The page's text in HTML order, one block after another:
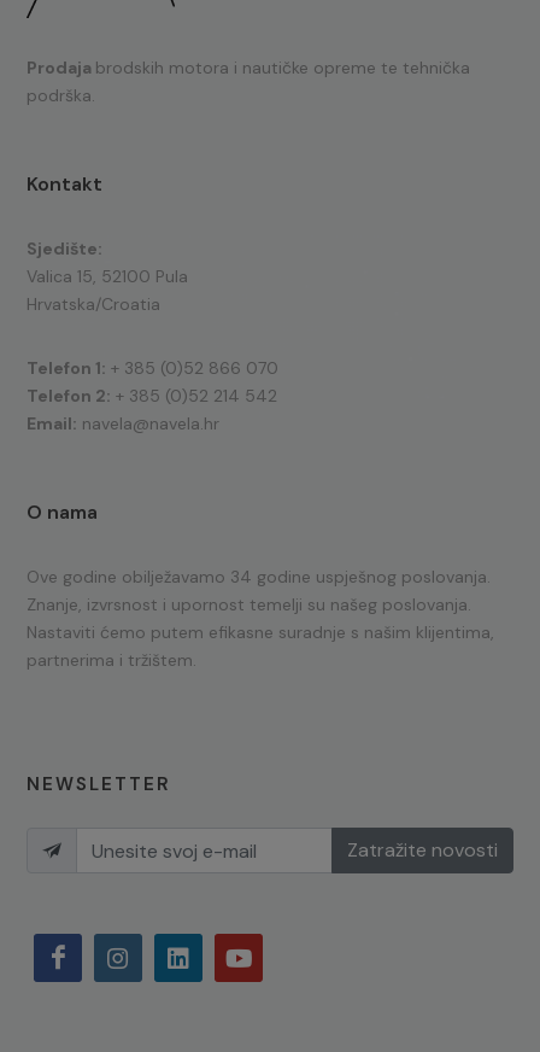
Prodaja brodskih motora i nautičke opreme te tehnička
podrška.
Kontakt
Sjedište:
Valica 15, 52100 Pula
Hrvatska/Croatia
Telefon 1: + 385 (0)52 866 070
Telefon 2: + 385 (0)52 214 542
Email: navela@navela.hr
O nama
Ove godine obilježavamo 34 godine uspješnog poslovanja.
Znanje, izvrsnost i upornost temelji su našeg poslovanja.
Nastaviti ćemo putem efikasne suradnje s našim klijentima,
partnerima i tržištem.
NEWSLETTER
Zatražite novosti